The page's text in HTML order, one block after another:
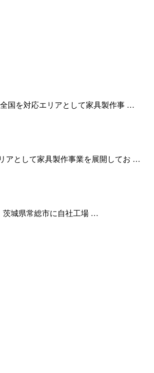
国を対応エリアとして家具製作事 …
アとして家具製作事業を展開してお …
茨城県常総市に自社工場 …